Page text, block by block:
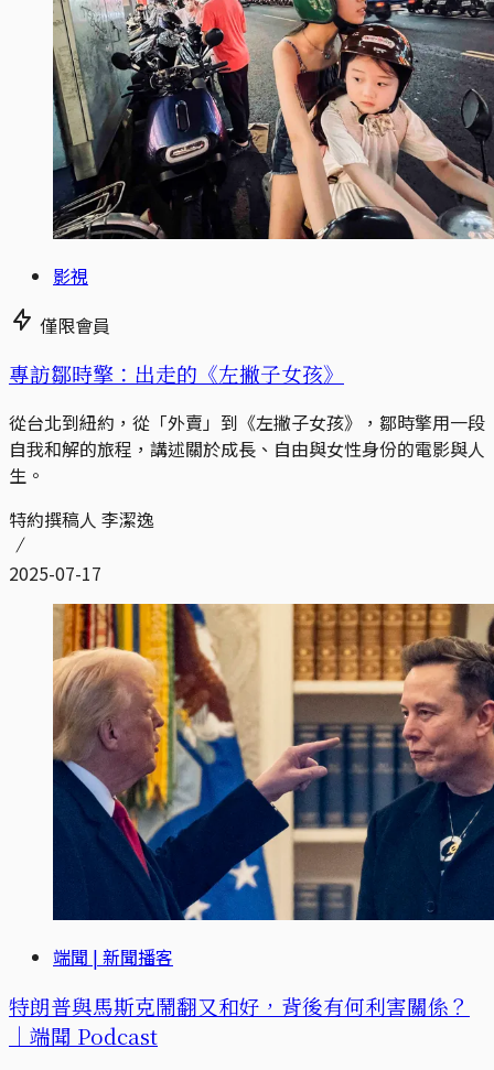
影視
僅限會員
專訪鄒時擎：出走的《左撇子女孩》
從台北到紐約，從「外賣」到《左撇子女孩》，鄒時擎用一段
自我和解的旅程，講述關於成長、自由與女性身份的電影與人
生。
特約撰稿人 李潔逸
2025-07-17
端聞 | 新聞播客
特朗普與馬斯克鬧翻又和好，背後有何利害關係？
｜端聞 Podcast